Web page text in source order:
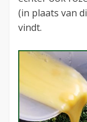
(in plaats van
vindt.